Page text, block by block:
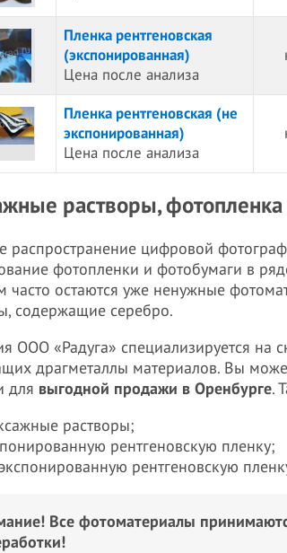
Пленка рентгеновская
(экспонированная)
Цена после анализа
Пленка рентгеновская (не
экспонированная)
Цена после анализа
растворы,
распространение цифровой
фотопленки и фотобумаги в
часто остаются уже ненужные
содержащие серебро.
ООО «Радуга» специализируется на
драгметаллы материалов. Вы
для выгодной продажи в Оренбурге.
растворы;
рентгеновскую пленку;
рентгеновскую
Все фотоматериалы